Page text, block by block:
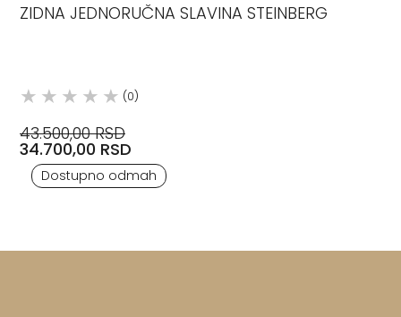
ZIDNA JEDNORUČNA SLAVINA STEINBERG
(0)
43.500,00 RSD
34.700,00 RSD
Dostupno odmah